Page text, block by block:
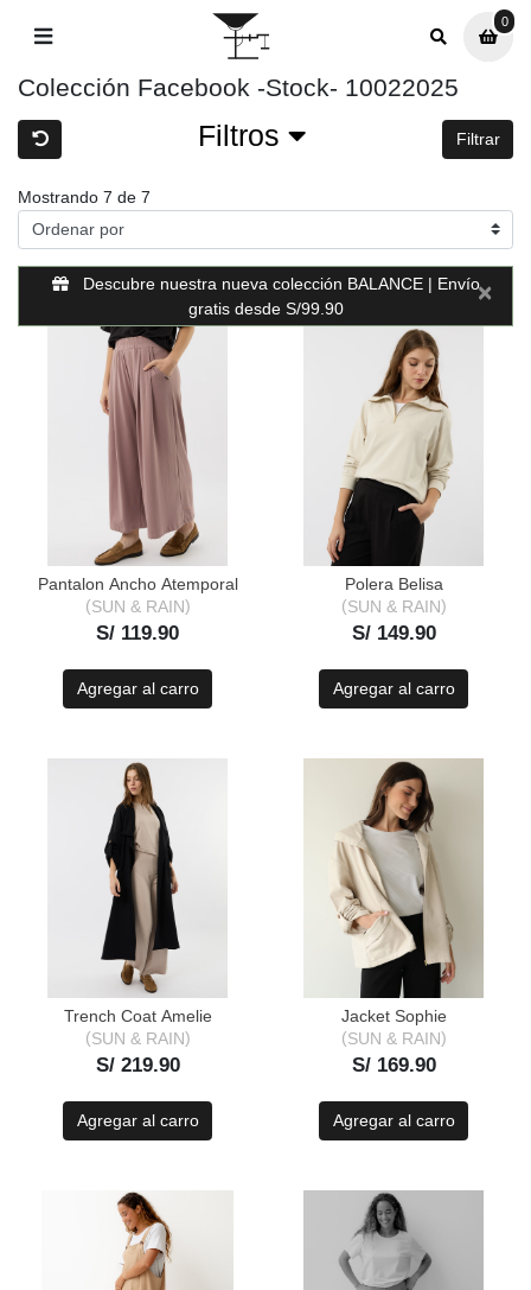
0
0
Colección Facebook -Stock- 10022025
Filtros Filtrar
Mostrando 7 de 7
Descubre nuestra nueva colección BALANCE | Envío
gratis desde S/99.90
×
Pantalon Ancho Atemporal
SUN & RAIN
S/ 119.90
Agregar al carro
Polera Belisa
SUN & RAIN
S/ 149.90
Agregar al carro
Trench Coat Amelie
SUN & RAIN
S/ 219.90
Agregar al carro
Jacket Sophie
SUN & RAIN
S/ 169.90
Agregar al carro